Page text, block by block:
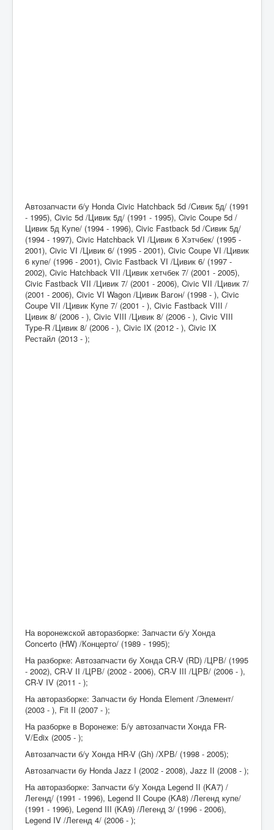
Автозапчасти б/у Honda Civic Hatchback 5d /Сивик 5д/ (1991
- 1995), Civic 5d /Цивик 5д/ (1991 - 1995), Civic Coupe 5d /
Цивик 5д Купе/ (1994 - 1996), Civic Fastback 5d /Сивик 5д/
(1994 - 1997), Civic Hatchback VI /Цивик 6 Хэтчбек/ (1995 -
2001), Civic VI /Цивик 6/ (1995 - 2001), Civic Coupe VI /Цивик
6 купе/ (1996 - 2001), Civic Fastback VI /Цивик 6/ (1997 -
2002), Civic Hatchback VII /Цивик хетчбек 7/ (2001 - 2005),
Civic Fastback VII /Цивик 7/ (2001 - 2006), Civic VII /Цивик 7/
(2001 - 2006), Civic VI Wagon /Цивик Вагон/ (1998 - ), Civic
Coupe VII /Цивик Купе 7/ (2001 - ), Civic Fastback VIII /
Цивик 8/ (2006 - ), Civic VIII /Цивик 8/ (2006 - ), Civic VIII
Type-R /Цивик 8/ (2006 - ), Civic IX (2012 - ), Civic IX
Рестайл (2013 - );
На воронежской авторазборке: Запчасти б/у Хонда
Concerto (HW) /Концерто/ (1989 - 1995);
На разборке: Автозапчасти бу Хонда CR-V (RD) /ЦРВ/ (1995
- 2002), CR-V II /ЦРВ/ (2002 - 2006), CR-V III /ЦРВ/ (2006 - ),
CR-V IV (2011 - );
На авторазборке: Запчасти бу Honda Element /Элемент/
(2003 - ), Fit II (2007 - );
На разборке в Воронеже: Б/у автозапчасти Хонда FR-
V/Edix (2005 - );
Автозапчасти б/у Хонда HR-V (Gh) /ХРВ/ (1998 - 2005);
Автозапчасти бу Honda Jazz I (2002 - 2008), Jazz II (2008 - );
На авторазборке: Запчасти б/у Хонда Legend II (KA7) /
Легенд/ (1991 - 1996), Legend II Coupe (KA8) /Легенд купе/
(1991 - 1996), Legend III (KA9) /Легенд 3/ (1996 - 2006),
Legend IV /Легенд 4/ (2006 - );